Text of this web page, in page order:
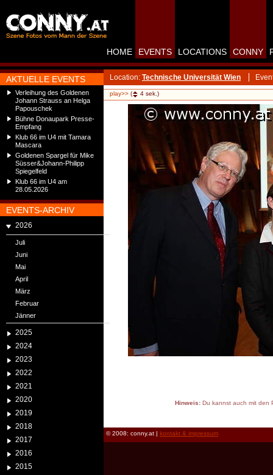
AKTUELLE EVENTS
Verleihung des Goldenen
Johann Strauss an Helga
Papouschek
Bühne Donaupark Presse-
Empfang
Klub 66 im U4 mit Tamara
Mascara
Goldenen Spargel für Mike
Süsser&Johann-Philipp
Spiegelfeld
Klub 66 im U4 am
28.05.2026
EVENTS-ARCHIV
2026
Juli
Juni
Mai
April
März
Februar
Jänner
2025
2024
2023
2022
2021
2020
2019
2018
2017
2016
2015
HOME EVENTS LOCATIONS CONNY
Location: Technische Universität Wien
play>> ( 4 sek.)
Hinweis:Du kannst auch mit den
© 2008: conny.at | kontakt & impressum